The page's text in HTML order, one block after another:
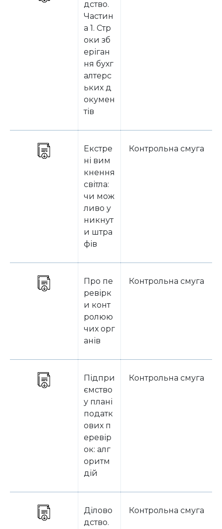
дство.
Частин
а 1. Стр
оки зб
еріган
ня бухг
алтерс
ьких д
окумен
тів
Екстре
ні вим
кнення
світла:
чи мож
ливо у
никнут
и штра
фів
Контрольна смуга
Про пе
ревірк
и конт
ролюю
чих орг
анів
Контрольна смуга
Підпри
ємство
у плані
податк
ових п
еревір
ок: алг
оритм
дій
Контрольна смуга
Ділово
дство.
Контрольна смуга